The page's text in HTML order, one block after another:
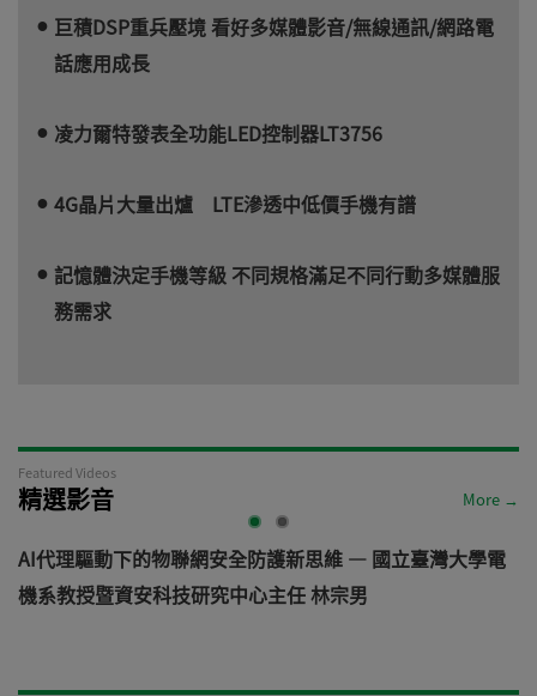
巨積DSP重兵壓境 看好多媒體影音/無線通訊/網路電
話應用成長
凌力爾特發表全功能LED控制器LT3756
4G晶片大量出爐 LTE滲透中低價手機有譜
記憶體決定手機等級 不同規格滿足不同行動多媒體服
務需求
Featured Videos
精選影音 More →
AI代理驅動下的物聯網安全防護新思維 — 國立臺灣大學電
機系教授暨資安科技研究中心主任 林宗男